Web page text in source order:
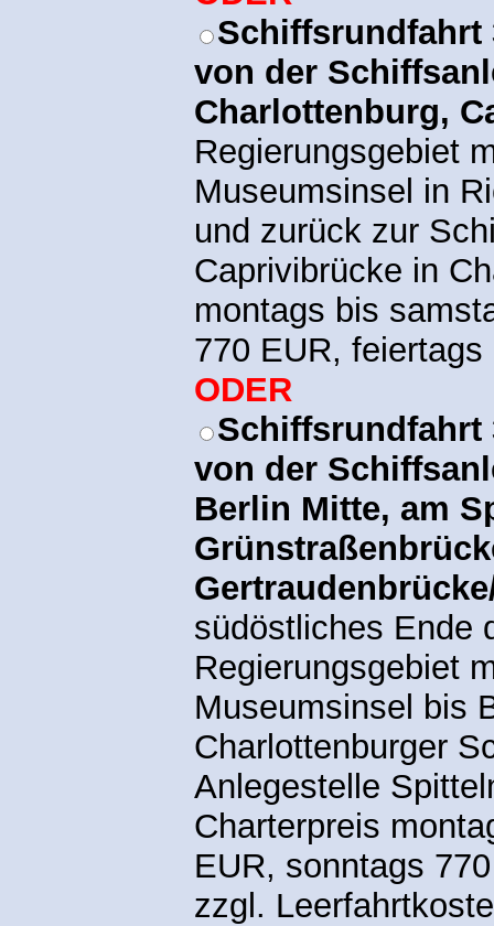
Schiffsrundfahrt
von der
Charlottenburg,
Regierungsgebiet
Museumsinsel in
und zurück zur
Caprivibrücke in
montags bis
770 EUR, feiertags
ODER
Schiffsrundfahrt
von der
Berlin Mitte, am
südöstliches Ende
Regierungsgebiet
Museumsinsel bis
Charlottenburger
Anlegestelle
Charterpreis
EUR, sonntags
zzgl.